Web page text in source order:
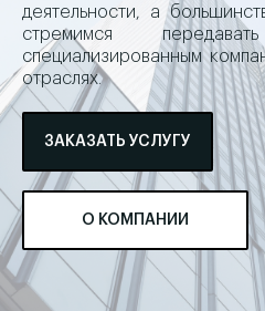
деятельности, а
стремимся
специализированным
отраслях.
ЗАКАЗАТЬ УСЛУГУ
О КОМПАНИИ